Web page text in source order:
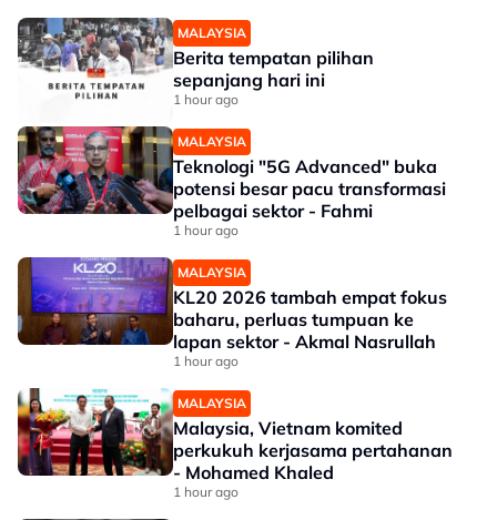
MALAYSIA
Berita tempatan pilihan
sepanjang hari ini
1 hour ago
MALAYSIA
Teknologi "5G Advanced" buka
potensi besar pacu transformasi
pelbagai sektor - Fahmi
1 hour ago
MALAYSIA
KL20 2026 tambah empat fokus
baharu, perluas tumpuan ke
lapan sektor - Akmal Nasrullah
1 hour ago
MALAYSIA
Malaysia, Vietnam komited
perkukuh kerjasama pertahanan
- Mohamed Khaled
1 hour ago